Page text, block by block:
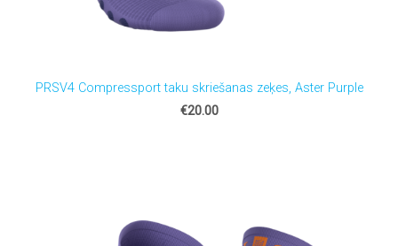
PRSV4 Compressport taku skriešanas zeķes, Aster Purple
€20.00